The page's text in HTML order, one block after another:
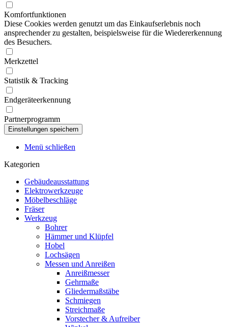
Komfortfunktionen
Diese Cookies werden genutzt um das Einkaufserlebnis noch
ansprechender zu gestalten, beispielsweise für die Wiedererkennung
des Besuchers.
Merkzettel
Statistik & Tracking
Endgeräteerkennung
Partnerprogramm
Menü schließen
Kategorien
Gebäudeausstattung
Elektrowerkzeuge
Möbelbeschläge
Fräser
Werkzeug
Bohrer
Hämmer und Klüpfel
Hobel
Lochsägen
Messen und Anreißen
Anreißmesser
Gehrmaße
Gliedermaßstäbe
Schmiegen
Streichmaße
Vorstecher & Aufreiber